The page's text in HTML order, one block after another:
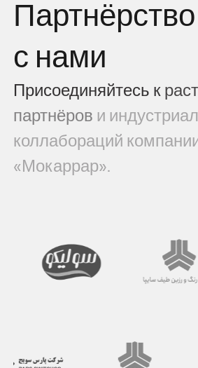
Партнёрство
с нами
Присоединяйтесь к
партнёров и
коллабораций
«Мокаррар».